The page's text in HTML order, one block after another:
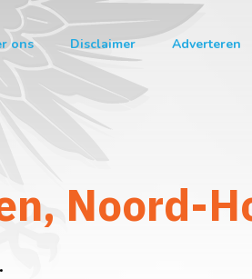
ons Disclaimer Adverteren
Noord-